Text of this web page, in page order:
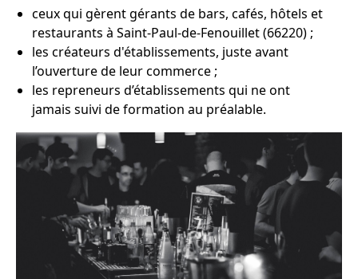
ceux qui gèrent gérants de bars, cafés, hôtels et
restaurants à Saint-Paul-de-Fenouillet (66220) ;
les créateurs d'établissements, juste avant
l’ouverture de leur commerce ;
les repreneurs d’établissements qui ne ont
jamais suivi de formation au préalable.